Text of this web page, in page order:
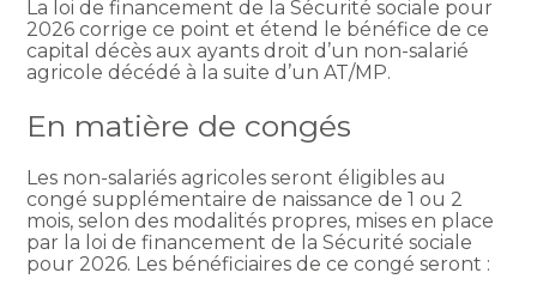
La loi de financement de la Sécurité sociale pour
2026 corrige ce point et étend le bénéfice de ce
capital décès aux ayants droit d’un non-salarié
agricole décédé à la suite d’un AT/MP.
En matière de congés
Les non-salariés agricoles seront éligibles au
congé supplémentaire de naissance de 1 ou 2
mois, selon des modalités propres, mises en place
par la loi de financement de la Sécurité sociale
pour 2026. Les bénéficiaires de ce congé seront :